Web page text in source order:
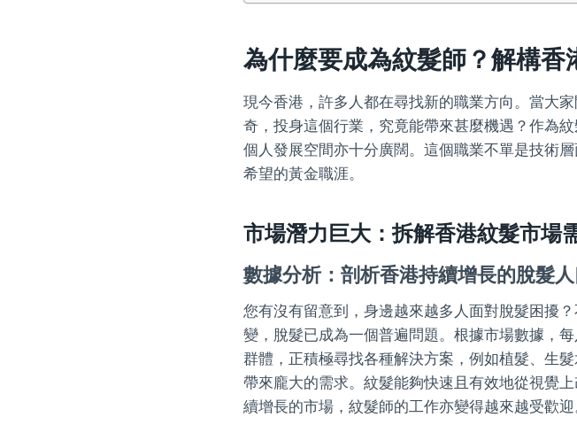
為什麼要成為紋髮師？解構
現今香港，許多人都在尋找新的職業方向。當大
奇，投身這個行業，究竟能帶來甚麼機遇？作為
個人發展空間亦十分廣闊。這個職業不單是技術
希望的黃金職涯。
市場潛力巨大：拆解香港紋髮市場
數據分析：剖析香港持續增長的脫髮人
您有沒有留意到，身邊越來越多人面對脫髮困擾
變，脫髮已成為一個普遍問題。根據市場數據，
群體，正積極尋找各種解決方案，例如植髮、生
帶來龐大的需求。紋髮能夠快速且有效地從視覺
續增長的市場，紋髮師的工作亦變得越來越受歡迎